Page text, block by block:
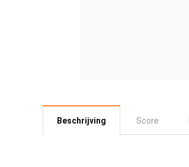
Beschrijving Score